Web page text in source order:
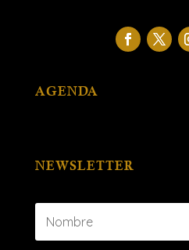
AGENDA
NEWSLETTER